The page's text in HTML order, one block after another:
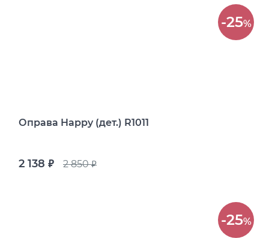
-25%
Оправа Happy (дет.) R1011
2 138 руб. 2 850руб.
-25%